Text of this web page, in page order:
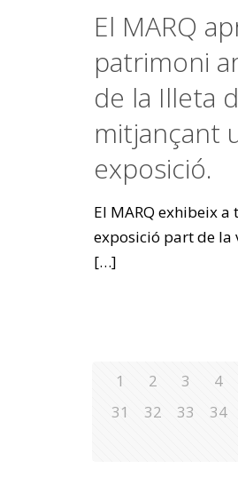
El MARQ
patrimoni
de la Illeta
mitjançant
exposició.
El MARQ exhibeix
exposició part de la
[…]
1 2 3 4
31
32 33 34